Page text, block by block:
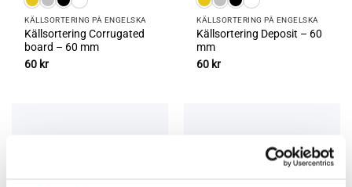
KÄLLSORTERING PÅ ENGELSKA
Källsortering Corrugated
board – 60 mm
60 kr
KÄLLSORTERING PÅ ENGELSKA
Källsortering Deposit – 60
mm
60 kr